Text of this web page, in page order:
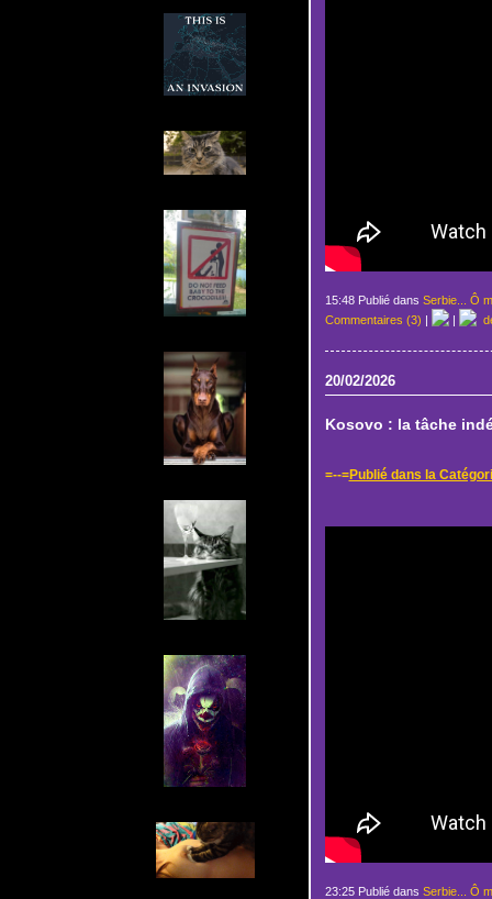
15:48 Publié dans Serbie... Ô
Commentaires (3) | |
20/02/2026
Kosovo : la tâche
=--=Publié dans la
23:25 Publié dans Serbie... Ô